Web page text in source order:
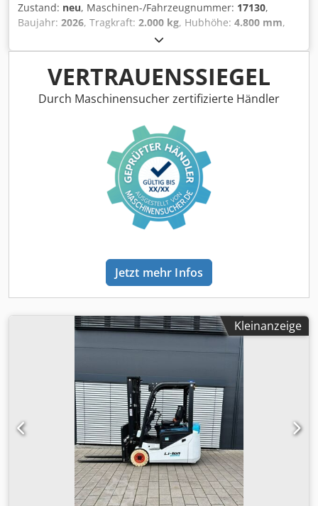
Zustand: neu, Maschinen-/Fahrzeugnummer: 17130,
Baujahr: 2026, Tragkraft: 2.000 kg, Hubhöhe: 4.800 mm,
, Lastschwerpunkt:
Kraftstofftyp:elektrisch, Masttyp:Triplex, Bauhöhe:2.215
, Batteriespannung: 51,2 V , Gabellänge: 1.200 mm
Vorderreifengröße:200/50-10 non-marking,
Hinterreifengröße:16x6-8 non marking, Gesamtgewicht:
Crjdpezfd D Iefx Adhof Batterie-Details: 51,2 V, 277 Ah
VERTRAUENSSIEGEL
Durch Maschinensucher zertifizierte Händler
Jetzt mehr Infos
Kleinanzeige